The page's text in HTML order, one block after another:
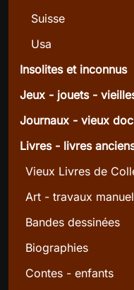
Suisse
Usa
Insolites et inconnus
Jeux - jouets -
Journaux - vieux
Livres - livres
Vieux Livres de
Art - travaux
Bandes dessinées
Biographies
Contes - enfants